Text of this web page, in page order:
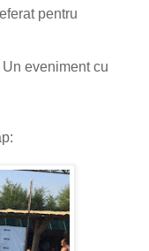
pentru
Un eveniment cu